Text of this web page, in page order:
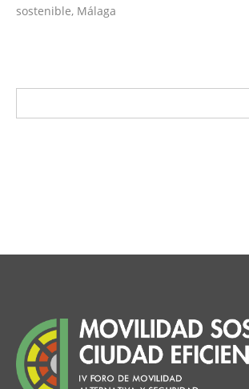
sostenible, Málaga